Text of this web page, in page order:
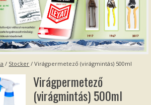
/ Stocker / Virágpermetező (virágmintás) 500ml
Virágpermetező
(virágmintás) 500ml